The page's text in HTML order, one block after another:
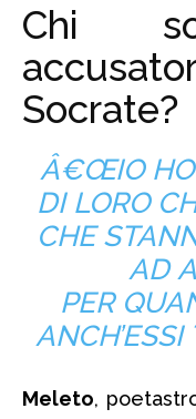
Chi
Socrate?
Â€ŒIO HO
DI LORO
CHE
AD
PER
ANCH’ESSI
Meleto,